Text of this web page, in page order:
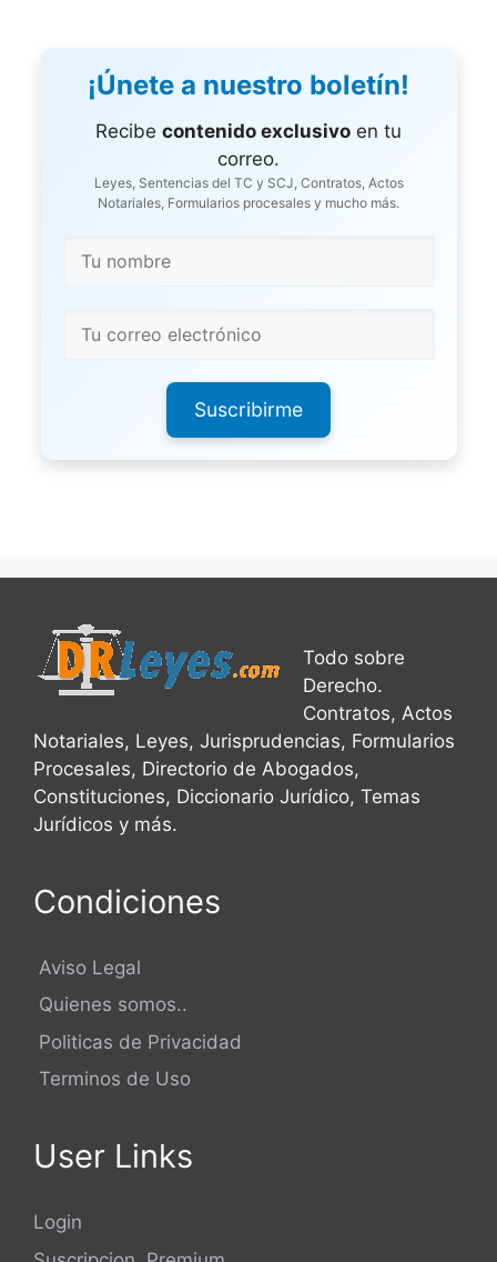
¡Únete a nuestro boletín!
Recibe contenido exclusivo en tu
correo.
Leyes, Sentencias del TC y SCJ, Contratos, Actos
Notariales, Formularios procesales y mucho más.
Suscribirme
Todo sobre
Derecho.
Contratos, Actos
Notariales, Leyes, Jurisprudencias, Formularios
Procesales, Directorio de Abogados,
Constituciones, Diccionario Jurídico, Temas
Jurídicos y más.
Condiciones
Aviso Legal
Quienes somos..
Politicas de Privacidad
Terminos de Uso
User Links
Login